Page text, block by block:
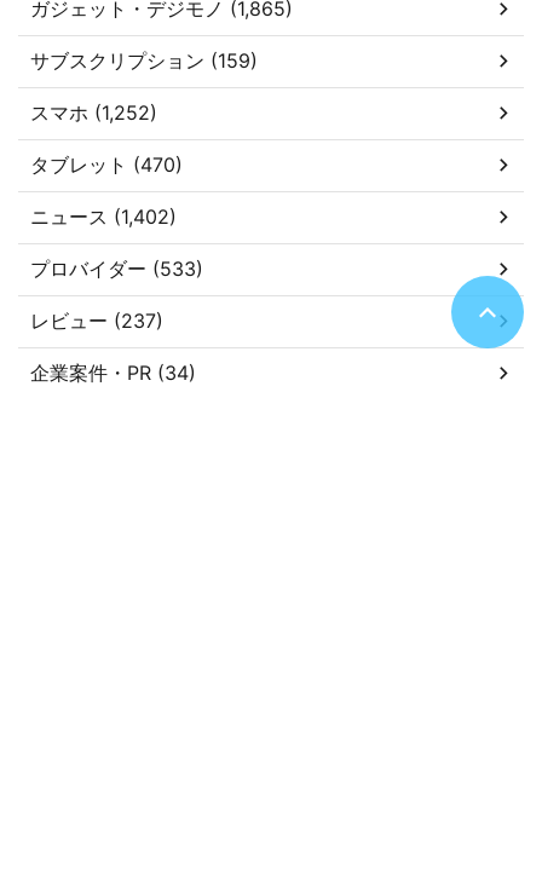
ガジェット・デジモノ (1,865)
サブスクリプション (159)
スマホ (1,252)
タブレット (470)
ニュース (1,402)
プロバイダー (533)
レビュー (237)
企業案件・PR (34)